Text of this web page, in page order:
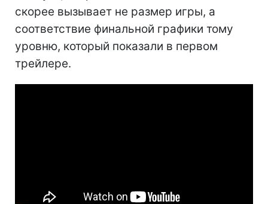
скорее вызывает не размер игры, а
соответствие финальной графики тому
уровню, который показали в первом
трейлере.